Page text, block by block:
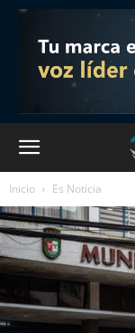
Inicio Es Noticia